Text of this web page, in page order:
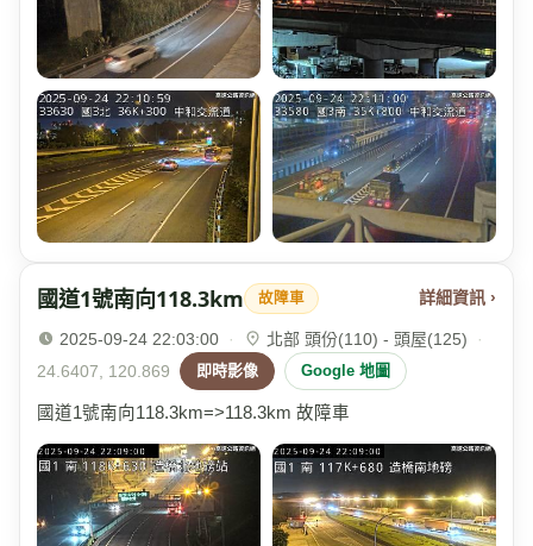
國道1號南向118.3km 故障車 詳細資訊 ›
2025-09-24 22:03:00 · 北部 頭份(110) - 頭屋(125)
·
24.6407, 120.869
即時影像 Google 地圖
國道1號南向118.3km=>118.3km 故障車